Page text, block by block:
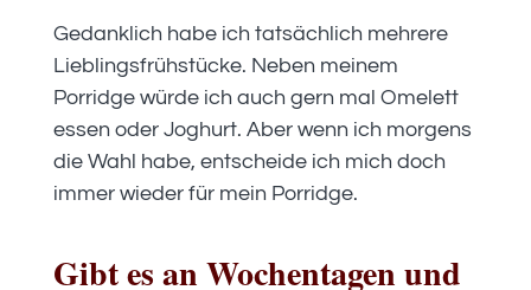
Gedanklich habe ich tatsächlich mehrere
Lieblingsfrühstücke. Neben meinem
Porridge würde ich auch gern mal Omelett
essen oder Joghurt. Aber wenn ich morgens
die Wahl habe, entscheide ich mich doch
immer wieder für mein Porridge.
Gibt es an Wochentagen und